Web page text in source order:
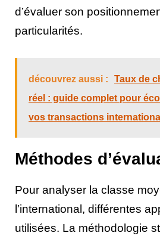
d’évaluer son
particularités.
découvrez aussi :
Taux de
réel : guide complet pour
vos transactions
Méthodes
Pour analyser la classe
l’international, différentes
utilisées. La méthodologie